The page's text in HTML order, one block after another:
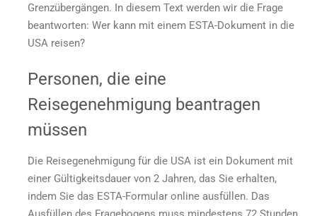
Grenzübergängen. In diesem Text werden wir die Frage
beantworten: Wer kann mit einem ESTA-Dokument in die
USA reisen?
Personen, die eine
Reisegenehmigung beantragen
müssen
Die Reisegenehmigung für die USA ist ein Dokument mit
einer Gültigkeitsdauer von 2 Jahren, das Sie erhalten,
indem Sie das ESTA-Formular online ausfüllen. Das